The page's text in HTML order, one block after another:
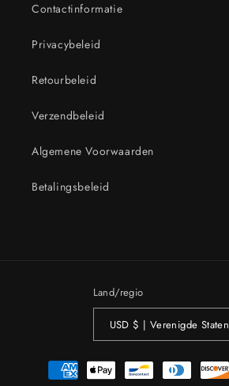
Contactinformatie
Privacybeleid
Retourbeleid
Verzendbeleid
Algemene Voorwaarden
Betalingsbeleid
Land/regio
USD $ | Verenigde Staten
Betaalmethoden